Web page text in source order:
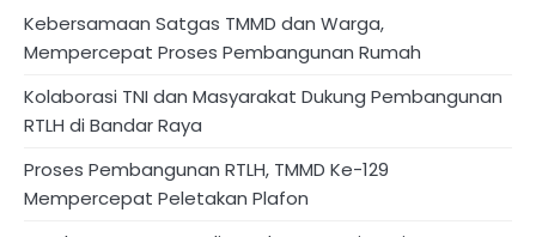
Kebersamaan Satgas TMMD dan Warga,
Mempercepat Proses Pembangunan Rumah
Kolaborasi TNI dan Masyarakat Dukung Pembangunan
RTLH di Bandar Raya
Proses Pembangunan RTLH, TMMD Ke-129
Mempercepat Peletakan Plafon